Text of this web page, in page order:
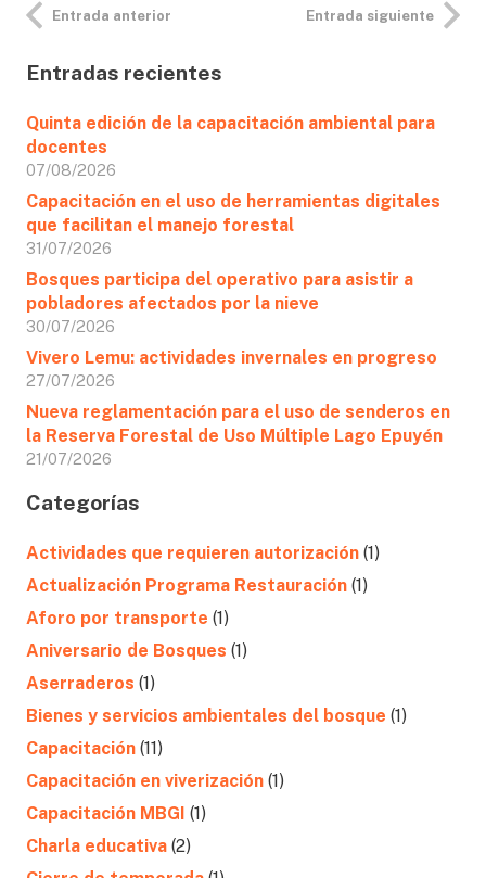
Entrada anterior Entrada siguiente
Entradas recientes
Quinta edición de la capacitación ambiental para
docentes
07/08/2026
Capacitación en el uso de herramientas digitales
que facilitan el manejo forestal
31/07/2026
Bosques participa del operativo para asistir a
pobladores afectados por la nieve
30/07/2026
Vivero Lemu: actividades invernales en progreso
27/07/2026
Nueva reglamentación para el uso de senderos en
la Reserva Forestal de Uso Múltiple Lago Epuyén
21/07/2026
Categorías
Actividades que requieren autorización (1)
Actualización Programa Restauración (1)
Aforo por transporte (1)
Aniversario de Bosques (1)
Aserraderos (1)
Bienes y servicios ambientales del bosque (1)
Capacitación (11)
Capacitación en viverización (1)
Capacitación MBGI (1)
Charla educativa (2)